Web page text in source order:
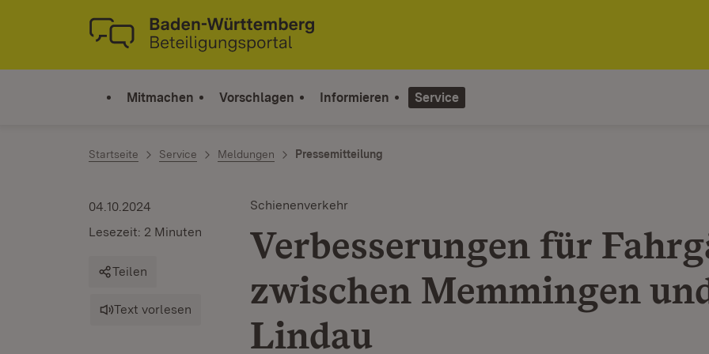
Zum Inhalt springen
Link zur Startseite
Mitmachen Vorschlagen Informieren Service
Startseite Service Meldungen Pressemitteilung
Schienenverkehr
Verbesserungen für
zwischen Memmingen
Lindau
04.10.2024
Lesezeit: 2 Minuten
Teilen
Text vorlesen